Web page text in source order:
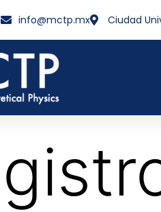
info@mctp.mx Ciudad